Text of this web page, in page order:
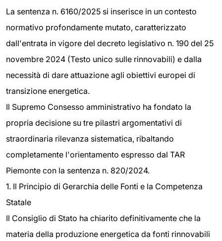
La sentenza n. 6160/2025 si inserisce in un contesto
normativo profondamente mutato, caratterizzato
dall'entrata in vigore del decreto legislativo n. 190 del 25
novembre 2024 (Testo unico sulle rinnovabili) e dalla
necessità di dare attuazione agli obiettivi europei di
transizione energetica.
Il Supremo Consesso amministrativo ha fondato la
propria decisione su tre pilastri argomentativi di
straordinaria rilevanza sistematica, ribaltando
completamente l'orientamento espresso dal TAR
Piemonte con la sentenza n. 820/2024.
1. Il Principio di Gerarchia delle Fonti e la Competenza
Statale
Il Consiglio di Stato ha chiarito definitivamente che la
materia della produzione energetica da fonti rinnovabili